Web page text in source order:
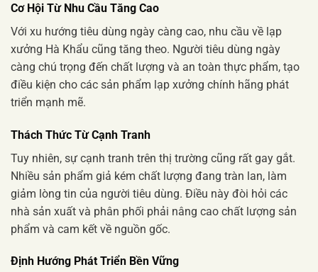
Cơ Hội Từ Nhu Cầu Tăng Cao
Với xu hướng tiêu dùng ngày càng cao, nhu cầu về lạp
xưởng Hà Khẩu cũng tăng theo. Người tiêu dùng ngày
càng chú trọng đến chất lượng và an toàn thực phẩm, tạo
điều kiện cho các sản phẩm lạp xưởng chính hãng phát
triển mạnh mẽ.
Thách Thức Từ Cạnh Tranh
Tuy nhiên, sự cạnh tranh trên thị trường cũng rất gay gắt.
Nhiều sản phẩm giả kém chất lượng đang tràn lan, làm
giảm lòng tin của người tiêu dùng. Điều này đòi hỏi các
nhà sản xuất và phân phối phải nâng cao chất lượng sản
phẩm và cam kết về nguồn gốc.
Định Hướng Phát Triển Bền Vững